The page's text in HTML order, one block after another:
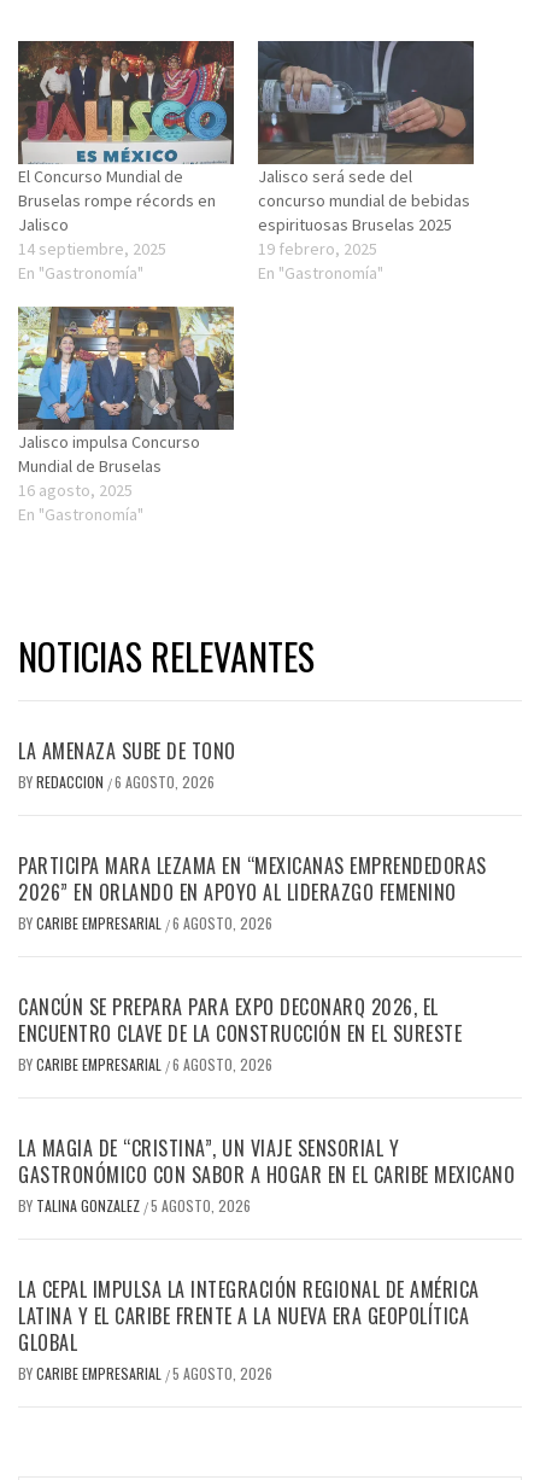
El Concurso Mundial de
Bruselas rompe récords en
Jalisco
14 septiembre, 2025
En "Gastronomía"
Jalisco será sede del
concurso mundial de bebidas
espirituosas Bruselas 2025
19 febrero, 2025
En "Gastronomía"
Jalisco impulsa Concurso
Mundial de Bruselas
16 agosto, 2025
En "Gastronomía"
NOTICIAS RELEVANTES
LA AMENAZA SUBE DE TONO
BYREDACCION /6 AGOSTO, 2026
PARTICIPA MARA LEZAMA EN “MEXICANAS EMPRENDEDORAS
2026” EN ORLANDO EN APOYO AL LIDERAZGO FEMENINO
BYCARIBE EMPRESARIAL /6 AGOSTO, 2026
CANCÚN SE PREPARA PARA EXPO DECONARQ 2026, EL
ENCUENTRO CLAVE DE LA CONSTRUCCIÓN EN EL SURESTE
BYCARIBE EMPRESARIAL /6 AGOSTO, 2026
LA MAGIA DE “CRISTINA”, UN VIAJE SENSORIAL Y
GASTRONÓMICO CON SABOR A HOGAR EN EL CARIBE MEXICANO
BY TALINA GONZALEZ /5 AGOSTO, 2026
LA CEPAL IMPULSA LA INTEGRACIÓN REGIONAL DE AMÉRICA
LATINA Y EL CARIBE FRENTE A LA NUEVA ERA GEOPOLÍTICA
GLOBAL
BYCARIBE EMPRESARIAL /5 AGOSTO, 2026